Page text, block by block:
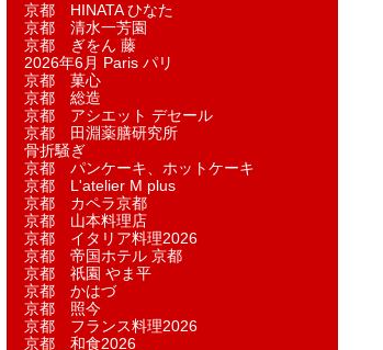
京都 HINATA ひなた
京都 清水一芳園
京都 ぎをん 藤
2026年6月 Paris パリ
京都 菓​心
京都 総造
京都 アシエット デセール
京都 田淵薬膳研究所
骨折騒ぎ
京都 パンケーキ、ホットケーキ
京都 L'atelier M plus
京都 カペラ京都
京都 山本料理店
京都 イタリア料理2026
京都 帝国ホテル 京都
京都 祇園 やま平
京都 かはづ
京都 照今
京都 フランス料理2026
京都 和食2026